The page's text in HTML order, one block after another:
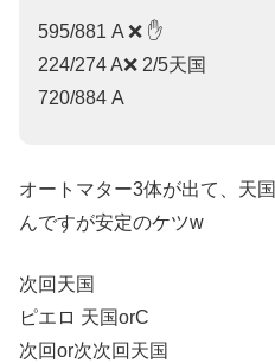
595/881 A ❌ ✋
224/274 A❌ 2/5天国
720/884 A
オートマター3体が出て、天
んですが安定のケツw
次回天国
ピエロ 天国orC
次回or次次回天国